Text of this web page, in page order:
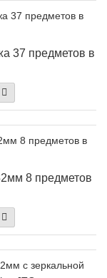
37 предметов в
8 предметов